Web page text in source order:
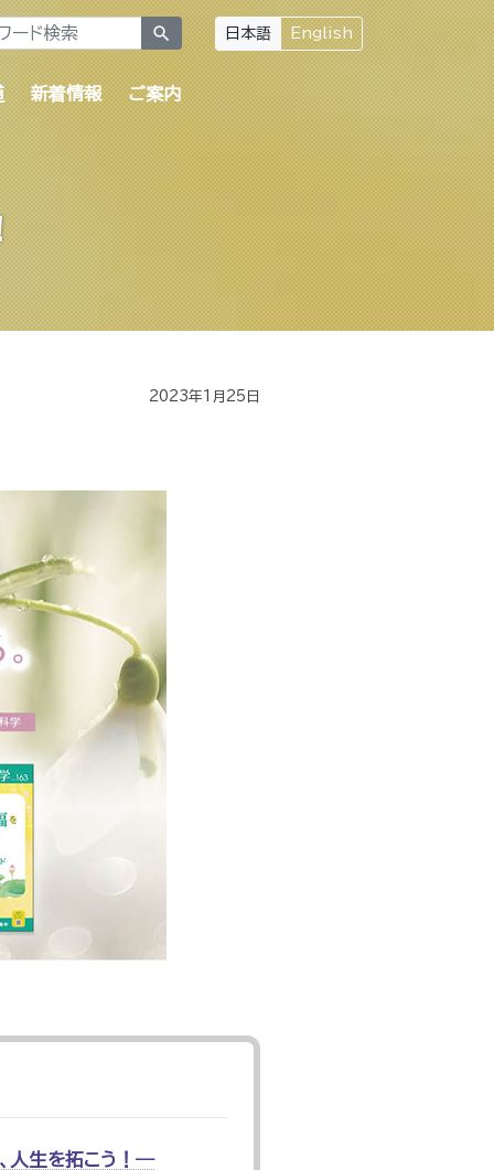
search 日本語 English
新着情報 ご案内
2023年1月25日
人生を拓こう！―